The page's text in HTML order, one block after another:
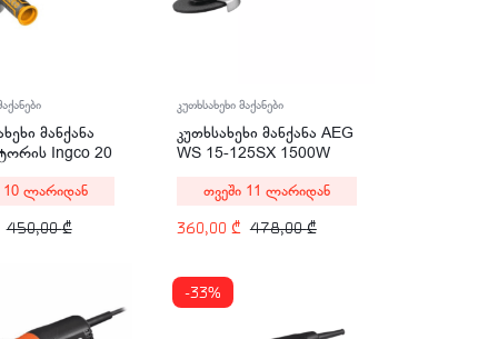
მანქანა
Ingco 20
450,00₾
10 ლარიდან
კუთხსახეხი მაქანები
კუთხსახეხი მანქანა AEG
WS 15-125SX 1500W
478,00₾
360,00 ₾
თვეში 11 ლარიდან
-33%